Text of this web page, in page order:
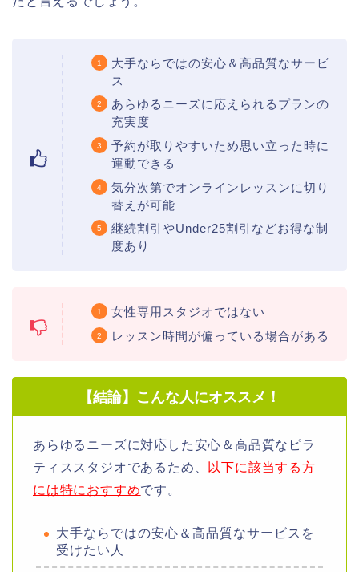
大手ならではの安心＆高品質なサービ
ス
あらゆるニーズに応えられるプランの
充実度
予約が取りやすいため思い立った時に
運動できる
気分次第でオンラインレッスンに切り
替えが可能
継続割引やUnder25割引などお得な制
度あり
女性専用スタジオではない
レッスン時間が偏っている場合がある
【結論】こんな人にオススメ！
あらゆるニーズに対応した安心＆高品質なピラ
ティススタジオであるため、
以下に該当する方
には特におすすめです。
大手ならではの安心＆高品質なサービスを
受けたい人